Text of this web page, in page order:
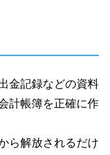
金記録などの資料
計帳簿を正確に作
ら解放されるだけ